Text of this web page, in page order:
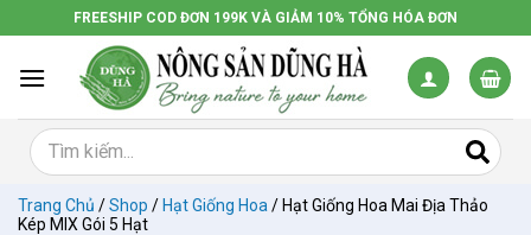
đến
dung
FREESHIP COD ĐƠN 199K VÀ GIẢM 10% TỔNG HÓA ĐƠN
Trang Chủ /Shop / Hạt Giống Hoa / Hạt Giống Hoa Mai Địa Thảo
Kép MIX Gói 5 Hạt